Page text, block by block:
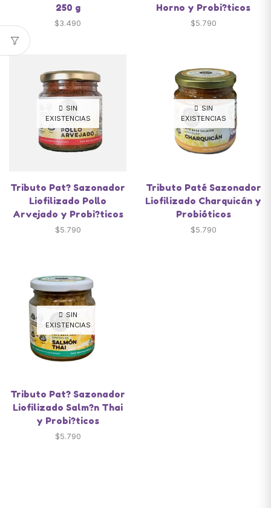
250 g
$3.490
Horno y Probi?ticos
$5.790
SIN
EXISTENCIAS
Tributo Pat? Sazonador
Liofilizado Pollo
Arvejado y Probi?ticos
$5.790
SIN
EXISTENCIAS
Tributo Paté Sazonador
Liofilizado Charquicán y
Probióticos
$5.790
SIN
EXISTENCIAS
Tributo Pat? Sazonador
Liofilizado Salm?n Thai
y Probi?ticos
$5.790